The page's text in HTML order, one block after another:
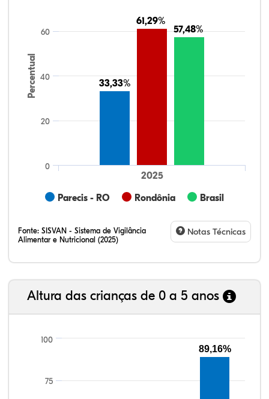
Percentual 33,33%
33,33%
61,29%
61,29%
57,48%
57,48%
Parecis - RO Rondônia Brasil
2025
0
20
40
60
Fonte: SISVAN - Sistema de Vigilância
Alimentar e Nutricional (2025)
Notas Técnicas
Altura das crianças de 0 a 5 anos
100
75
89,16%